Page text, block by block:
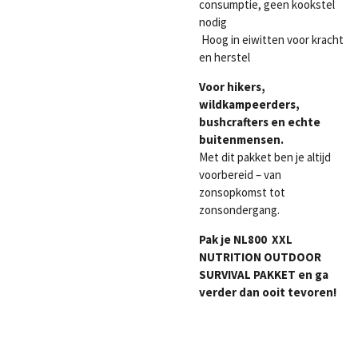
consumptie, geen kookstel
nodig
Hoog in eiwitten voor kracht
en herstel
Voor hikers,
wildkampeerders,
bushcrafters en echte
buitenmensen.
Met dit pakket ben je altijd
voorbereid – van
zonsopkomst tot
zonsondergang.
Pak je NL800 XXL
NUTRITION OUTDOOR
SURVIVAL PAKKET en ga
verder dan ooit tevoren!